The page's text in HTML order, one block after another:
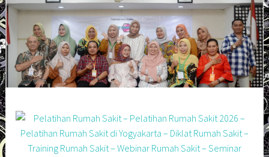
Skip
to
content